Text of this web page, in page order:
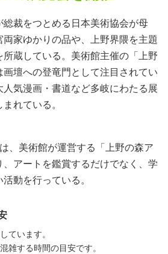
裁をつとめる日本美術協会が母
家ゆかりの品や、上野界隈を主題
蔵している。美術館主催の「上野
壇への登竜門として注目されてい
気漫画・書道など多岐にわたる展
れている。
、美術館が運営する「上野の森ア
アートを鑑賞するだけでなく、学
動を行っている。
ています。
雑する時間の目安です。